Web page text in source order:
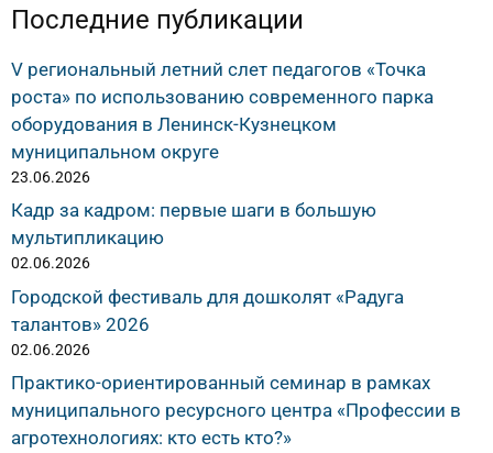
Последние публикации
V региональный летний слет педагогов «Точка
роста» по использованию современного парка
оборудования в Ленинск-Кузнецком
муниципальном округе
23.06.2026
Кадр за кадром: первые шаги в большую
мультипликацию
02.06.2026
Городской фестиваль для дошколят «Радуга
талантов» 2026
02.06.2026
Практико-ориентированный семинар в рамках
муниципального ресурсного центра «Профессии в
агротехнологиях: кто есть кто?»